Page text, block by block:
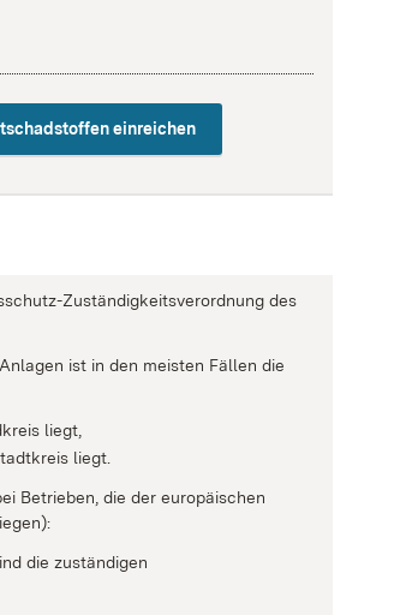
einreichen
Zuständigkeitsverordnung des
ist in den meisten Fällen die
liegt,
liegt.
Betrieben, die der europäischen
die zuständigen